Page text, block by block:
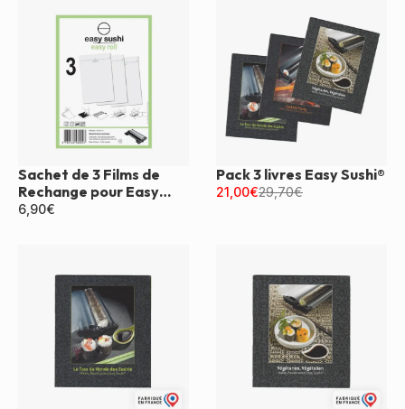
Sachet de 3 Films de
Rechange pour Easy
Sushi®
6,90€
Pack 3 livres Easy Sushi®
21,00€29,70€